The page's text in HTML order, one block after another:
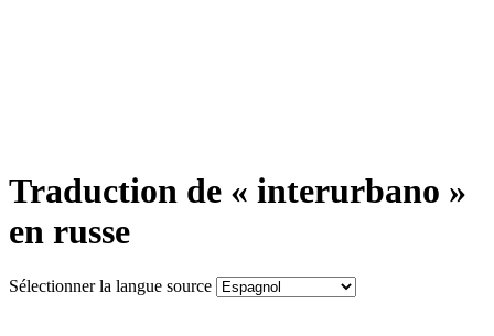
Traduction de « interurbano »
en russe
Sélectionner la langue source